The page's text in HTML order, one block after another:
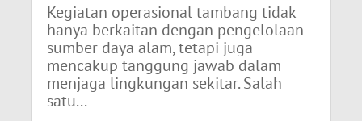
Kegiatan operasional tambang tidak
hanya berkaitan dengan pengelolaan
sumber daya alam, tetapi juga
mencakup tanggung jawab dalam
menjaga lingkungan sekitar. Salah
satu...